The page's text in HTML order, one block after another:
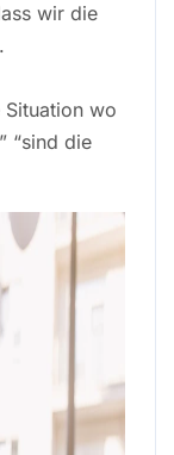
wir die
wo
“sind die